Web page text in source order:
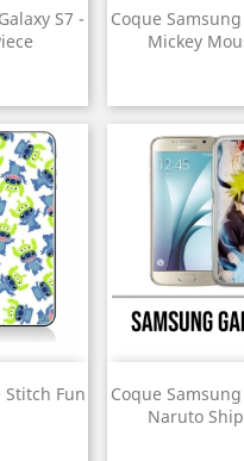
S7 -
Coque
Mickey
Stitch Fun
Coque
Naruto